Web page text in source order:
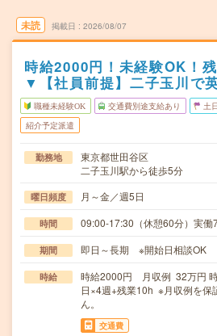
未読 掲載日 2026/08/07
時給2000円！未経験OK！
▼【社員前提】二子玉川で
職種未経験OK 交通費別途支給あり 土
紹介予定派遣
勤務地
東京都世田谷区
二子玉川駅から徒歩5分
曜日頻度 月～金／週5日
時間 09:00-17:30（休憩60分）実働
期間 即日～長期 ※開始日相談OK
時給
時給2000円 月収例 32万円
日×4週+残業10h ※月収例を保
ん。
交通費